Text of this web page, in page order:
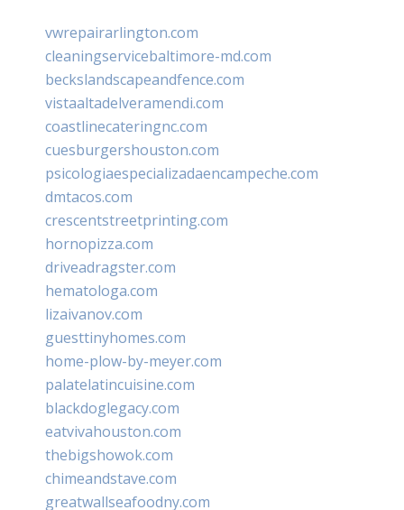
vwrepairarlington.com
cleaningservicebaltimore-md.com
beckslandscapeandfence.com
vistaaltadelveramendi.com
coastlinecateringnc.com
cuesburgershouston.com
psicologiaespecializadaencampeche.com
dmtacos.com
crescentstreetprinting.com
hornopizza.com
driveadragster.com
hematologa.com
lizaivanov.com
guesttinyhomes.com
home-plow-by-meyer.com
palatelatincuisine.com
blackdoglegacy.com
eatvivahouston.com
thebigshowok.com
chimeandstave.com
greatwallseafoodny.com